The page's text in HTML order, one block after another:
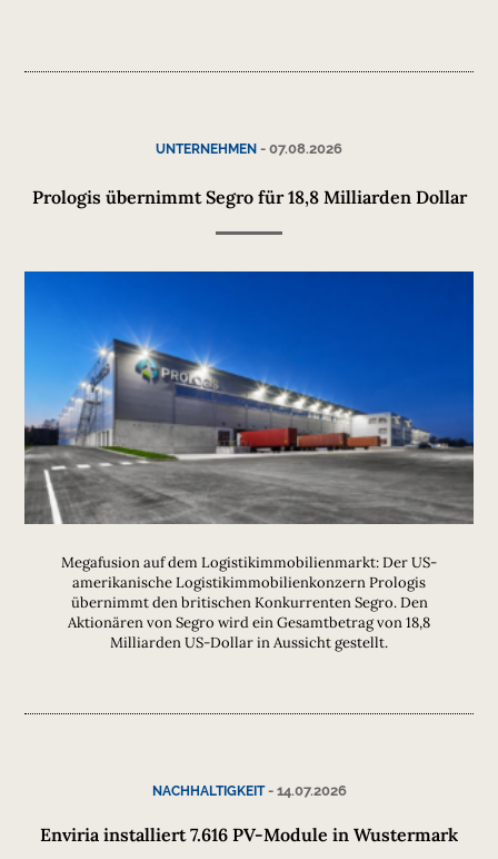
UNTERNEHMEN - 07.08.2026
Prologis übernimmt Segro für 18,8 Milliarden Dollar
Megafusion auf dem Logistikimmobilienmarkt: Der US-
amerikanische Logistikimmobilienkonzern Prologis
übernimmt den britischen Konkurrenten Segro. Den
Aktionären von Segro wird ein Gesamtbetrag von 18,8
Milliarden US-Dollar in Aussicht gestellt.
NACHHALTIGKEIT- 14.07.2026
Enviria installiert 7.616 PV-Module in Wustermark